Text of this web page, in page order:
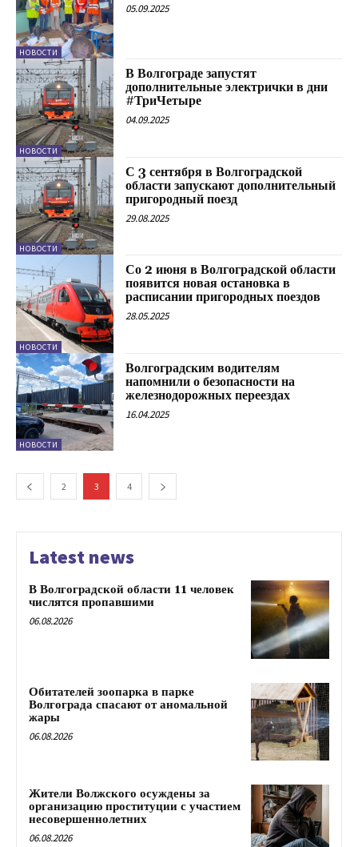
НОВОСТИ
05.09.2025
НОВОСТИ
В Волгограде запустят
дополнительные электрички в дни
#ТриЧетыре
04.09.2025
НОВОСТИ
С 3 сентября в Волгоградской
области запускают дополнительный
пригородный поезд
29.08.2025
НОВОСТИ
Со 2 июня в Волгоградской области
появится новая остановка в
расписании пригородных поездов
28.05.2025
НОВОСТИ
Волгоградским водителям
напомнили о безопасности на
железнодорожных переездах
16.04.2025
2 3 4
Latest news
В Волгоградской области 11 человек
числятся пропавшими
06.08.2026
Обитателей зоопарка в парке
Волгограда спасают от аномальной
жары
06.08.2026
Жители Волжского осуждены за
организацию проституции с участием
несовершеннолетних
06.08.2026